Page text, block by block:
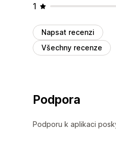
1
Napsat recenzi
Všechny recenze
Podpora
Podporu k aplikaci